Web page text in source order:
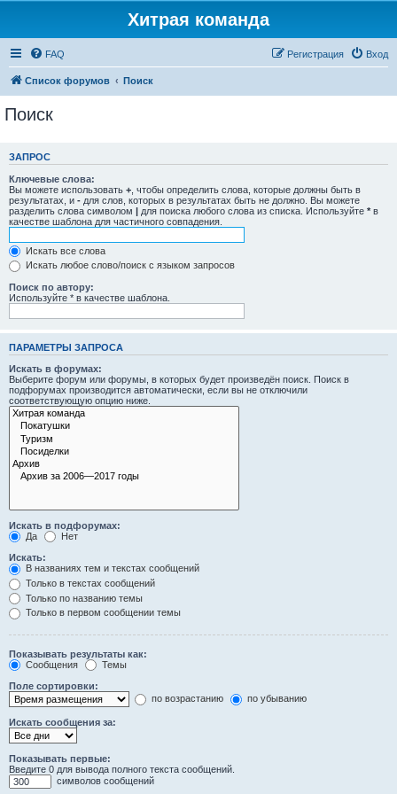
Хитрая команда
FAQ Вход
Регистрация
Список форумов Поиск
Поиск
ЗАПРОС
Ключевые слова:
Вы можете использовать + , чтобы определить слова, которые должны быть в
результатах, и - для слов, которых в результатах быть не должно. Вы можете
разделить слова символом | для поиска любого слова из списка. Используйте * в
качестве шаблона для частичного совпадения.
Искать все слова
Искать любое слово/поиск с языком запросов
Поиск по автору:
Используйте * в качестве шаблона.
ПАРАМЕТРЫ ЗАПРОСА
Искать в форумах:
Выберите форум или форумы, в которых будет произведён поиск. Поиск в
подфорумах производится автоматически, если вы не отключили
соответствующую опцию ниже.
Искать в подфорумах:
Да
Нет
Искать:
В названиях тем и текстах сообщений
Только в текстах сообщений
Только по названию темы
Только в первом сообщении темы
Показывать результаты как:
Сообщения
Темы
Поле сортировки:
по возрастанию
по убыванию
Искать сообщения за:
Показывать первые:
Введите 0 для вывода полного текста сообщений.
символов сообщений